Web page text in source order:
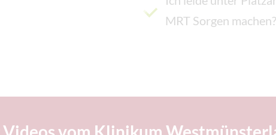
MRT Sorgen machen?